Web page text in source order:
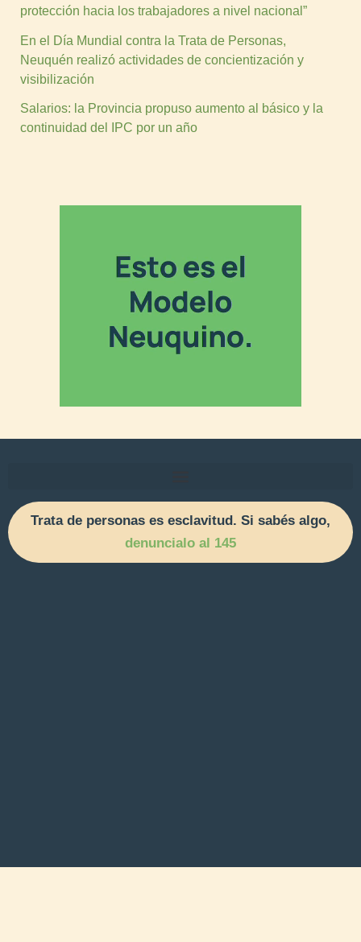
protección hacia los trabajadores a nivel nacional”
En el Día Mundial contra la Trata de Personas,
Neuquén realizó actividades de concientización y
visibilización
Salarios: la Provincia propuso aumento al básico y la
continuidad del IPC por un año
Trata de personas es esclavitud. Si sabés algo,
denuncialo al 145